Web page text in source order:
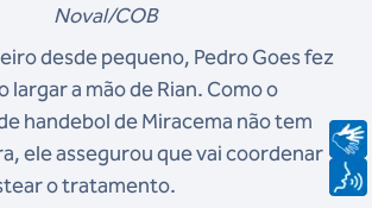
Noval/COB
desde pequeno, Pedro Goes fez
largar a mão de Rian. Como o
handebol de Miracema não tem
ele assegurou que vai coordenar
o tratamento.